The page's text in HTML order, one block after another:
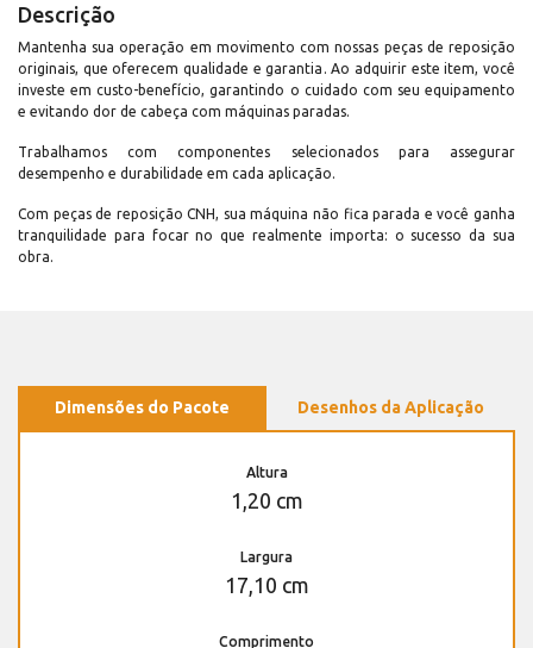
Descrição
Mantenha sua operação em movimento com nossas peças de reposição
originais, que oferecem qualidade e garantia. Ao adquirir este item, você
investe em custo-benefício, garantindo o cuidado com seu equipamento
e evitando dor de cabeça com máquinas paradas.
Trabalhamos com componentes selecionados para assegurar
desempenho e durabilidade em cada aplicação.
Com peças de reposição CNH, sua máquina não fica parada e você ganha
tranquilidade para focar no que realmente importa: o sucesso da sua
obra.
Dimensões do Pacote Desenhos da Aplicação
Altura
1,20 cm
Largura
17,10 cm
Comprimento